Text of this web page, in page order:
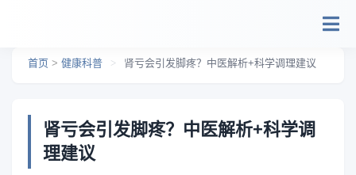
首页 > 健康科普 > 肾亏会引发脚疼？中医解析+科学调理建议
肾亏会引发脚疼？中医解析+科学调
理建议